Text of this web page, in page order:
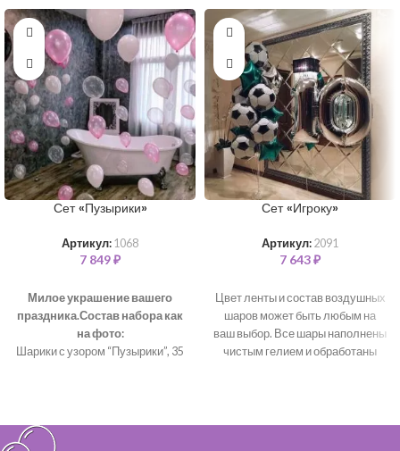
Сет «Пузырики»
Артикул: 1068
7 849₽
Милое украшение вашего
праздника.Состав набора как
на фото:
Шарики с узором “Пузырики”, 35
шаров - на ваш выбор.
Наполняем все шары чистым
Сет «Игроку»
Артикул: 2091
7 643₽
Цвет ленты и состав воздушных
шаров может быть любым на
ваш выбор. Все шары наполнены
чистым гелием и обработаны
2 шт (серебро)